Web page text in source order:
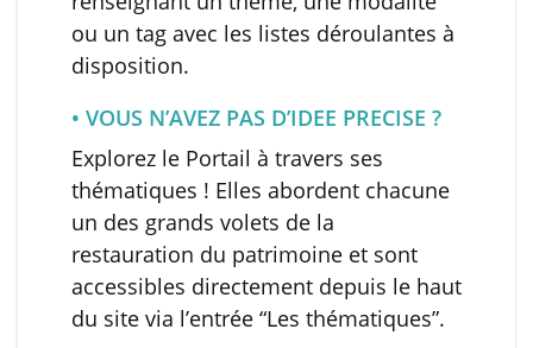
ou un tag avec les listes déroulantes à
disposition.
• VOUS N’AVEZ PAS D’IDEE PRECISE ?
Explorez le Portail à travers ses
thématiques ! Elles abordent chacune
un des grands volets de la
restauration du patrimoine et sont
accessibles directement depuis le haut
du site via l’entrée “Les thématiques”.